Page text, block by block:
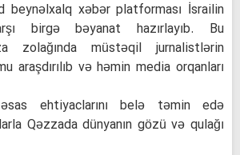
beynəlxalq xəbər platforması İsrailin
birgə bəyanat hazırlayıb. Bu
zolağında müstəqil jurnalistlərin
araşdırılıb və həmin media orqanları
ehtiyaclarını belə təmin edə
Qəzzada dünyanın gözü və qulağı